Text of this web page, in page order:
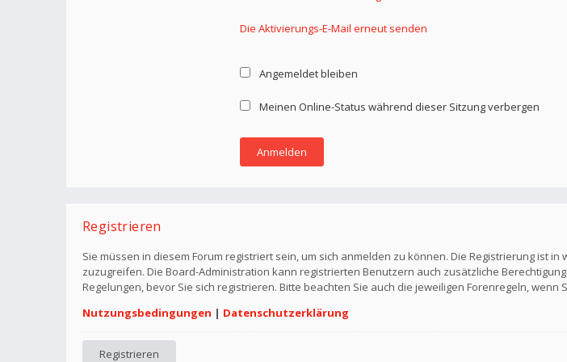
Die Aktivierungs-E-Mail erneut senden
Angemeldet bleiben
Meinen Online-Status während dieser Sitzung verbergen
Registrieren
Sie müssen in diesem Forum registriert sein, um sich anmelden zu können. Die Registrierung ist
zuzugreifen. Die Board-Administration kann registrierten Benutzern auch zusätzliche
Regelungen, bevor Sie sich registrieren. Bitte beachten Sie auch die jeweiligen Forenregeln, wenn
Nutzungsbedingungen | Datenschutzerklärung
Registrieren